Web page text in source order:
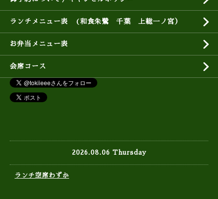
ランチメニュー表 (和食朱鷺 千葉 上総一ノ宮）
お弁当メニュー表
会席コース
2026.08.06 Thursday
ランチ空席わずか